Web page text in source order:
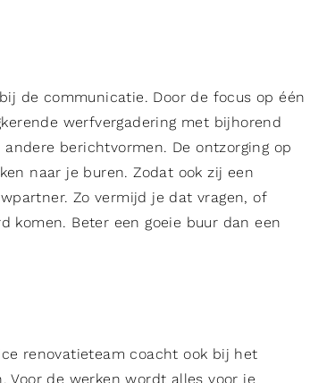
de communicatie. Door de focus op één
werfvergadering met bijhorend
berichtvormen. De ontzorging op
naar je buren. Zodat ook zij een
Zo vermijd je dat vragen, of
komen. Beter een goeie buur dan een
renovatieteam coacht ook bij het
de werken wordt alles voor je